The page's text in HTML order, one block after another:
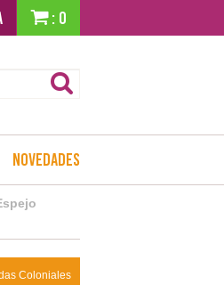
: 0
Novedades
Coloniales